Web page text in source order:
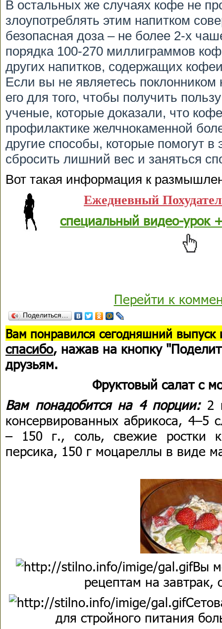
В остальных же случаях кофе не
злоупотреблять этим напитком
безопасная доза – не более 2-х
порядка 100-270 миллиграммов
других напитков, содержащих
Если вы не являетесь
его для того, чтобы получить
ученые, которые доказали, что
профилактике желчнокаменной
другие способы, которые помогут
сбросить лишний вес и заняться
Вот такая информация к
Ежедневный
специальный видео-урок
Перейти к
Поделиться…
Вам понравился сегодняшний выпуск
спасибо, нажав на кнопку
друзьям.
Фруктовый салат с
Вам понадобится на 4 порции: 2
консервированных абрикоса, 4–5
– 150 г., соль, свежие ростки
персика, 150 г моцареллы в виде
Вы
рецептам на завтрак,
для стройного питания